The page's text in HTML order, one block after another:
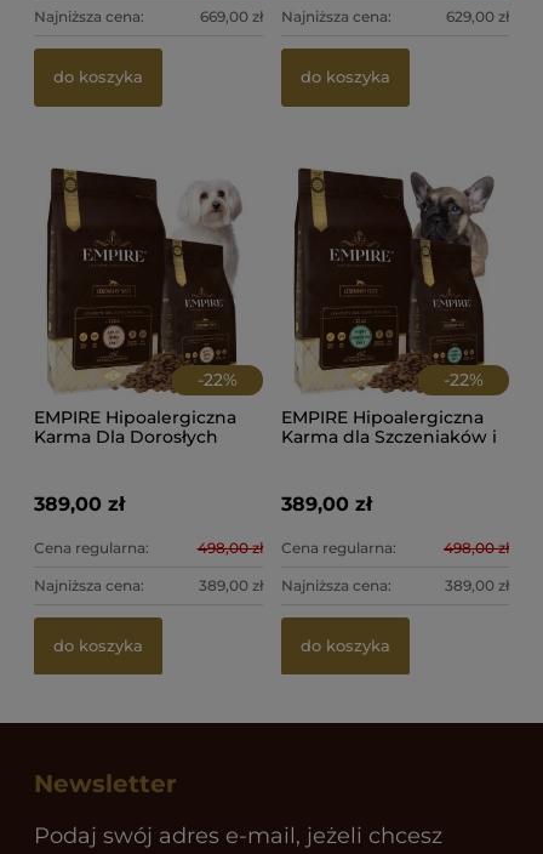
Najniższa cena: 669,00 zł
do koszyka
Najniższa cena: 629,00 zł
do koszyka
-22%
EMPIRE Hipoalergiczna
Karma Dla Dorosłych
389,00 zł
Cena regularna: 498,00 zł
Najniższa cena: 389,00 zł
do koszyka
-22%
EMPIRE Hipoalergiczna
Karma dla Szczeniaków i
PROMO
389,00 zł
Cena regularna: 498,00 zł
Najniższa cena: 389,00 zł
do koszyka
Newsletter
Podaj swój adres e-mail, jeżeli chcesz